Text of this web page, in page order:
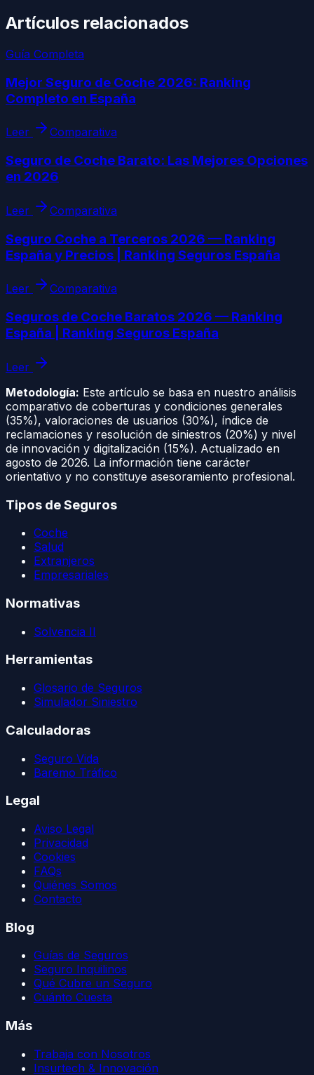
Artículos relacionados
Guía Completa
Mejor Seguro de Coche 2026: Ranking
Completo en España
Leer Comparativa
Seguro de Coche Barato: Las Mejores Opciones
en 2026
Leer Comparativa
Seguro Coche a Terceros 2026 — Ranking
España y Precios | Ranking Seguros España
Leer Comparativa
Seguros de Coche Baratos 2026 — Ranking
España | Ranking Seguros España
Leer
Metodología: Este artículo se basa en nuestro análisis
comparativo de coberturas y condiciones generales
(35%), valoraciones de usuarios (30%), índice de
reclamaciones y resolución de siniestros (20%) y nivel
de innovación y digitalización (15%). Actualizado en
agosto de 2026. La información tiene carácter
orientativo y no constituye asesoramiento profesional.
Tipos de Seguros
Coche
Salud
Extranjeros
Empresariales
Normativas
Solvencia II
Herramientas
Glosario de Seguros
Simulador Siniestro
Calculadoras
Seguro Vida
Baremo Tráfico
Legal
Aviso Legal
Privacidad
Cookies
FAQs
Quiénes Somos
Contacto
Blog
Guías de Seguros
Seguro Inquilinos
Qué Cubre un Seguro
Cuánto Cuesta
Más
Trabaja con Nosotros
Insurtech & Innovación